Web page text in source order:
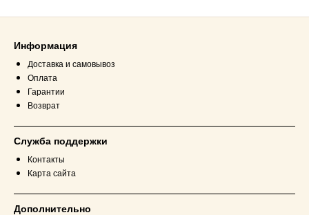
Информация
Доставка и самовывоз
Оплата
Гарантии
Возврат
Служба поддержки
Контакты
Карта сайта
Дополнительно